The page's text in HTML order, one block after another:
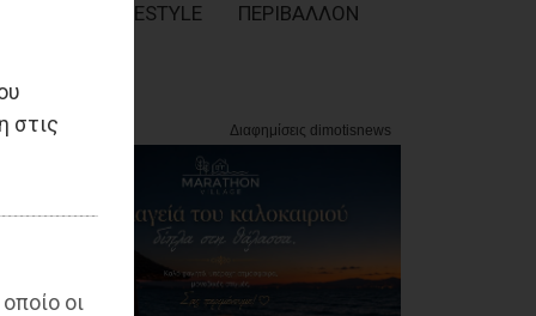
στις
οι
LIFESTYLE ΠΕΡΙΒΑΛΛΟΝ